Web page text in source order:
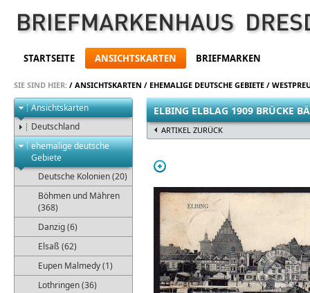
STARTSEITE ANSICHTSKARTEN BRIEFMARKEN
SIE SIND HIER: / ANSICHTSKARTEN / EHEMALIGE DEUTSCHE GEBIETE /
Ansichtskarten
Deutschland
ehemalige deutsche
Gebiete
Deutsche Kolonien (20)
Böhmen und Mähren
(368)
Danzig (6)
Elsaß (62)
Eupen Malmedy (1)
Lothringen (36)
ELBING ELBLAG 1909 BRÜCKE
ARTIKEL ZURÜCK